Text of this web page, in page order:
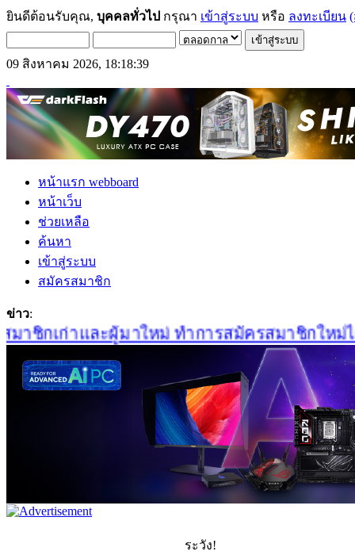
ยินดีต้อนรับคุณ, บุคคลทั่วไป กรุณา เข้าสู่ระบบ หรือ ลงทะเบียน
09 สิงหาคม 2026, 18:18:39
หน้าแรก webboard
หน้าเว็บ
ช่วยเหลือ
ค้นหา
เข้าสู่ระบบ
สมัครสมาชิก
ข่าว:
ชิกเก่าและผู้มาใหม่ ทำการสมัครสมาชิกใหม่ได้
ระวัง!